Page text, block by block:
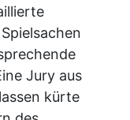
Jury aus
kürte